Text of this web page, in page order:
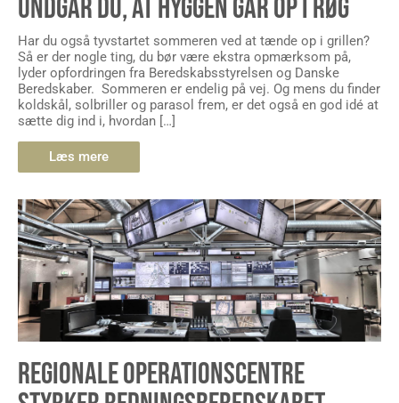
Har du også tyvstartet sommeren ved at tænde op i grillen?
lyder opfordringen fra Beredskabsstyrelsen og Danske
Beredskaber. Sommeren er endelig på vej. Og mens du finder
koldskål, solbriller og parasol frem, er det også en god idé at
sætte dig ind i, hvordan […]
Læs mere
REGIONALE OPERATIONSCENTRE
STYRKER REDNINGSBEREDSKABET